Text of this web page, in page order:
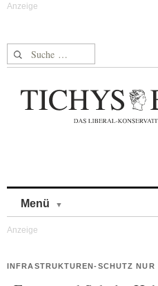
Suche nach:
Menü
INFRASTRUKTUREN-SCHUTZ NUR